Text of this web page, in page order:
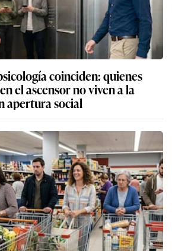
coinciden: quienes
el ascensor no viven a la
apertura social